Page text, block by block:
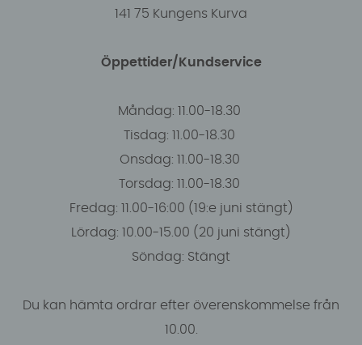
141 75 Kungens Kurva
Öppettider/Kundservice
Måndag: 11.00-18.30
Tisdag: 11.00-18.30
Onsdag: 11.00-18.30
Torsdag: 11.00-18.30
Fredag: 11.00-16:00 (19:e juni stängt)
Lördag: 10.00-15.00 (20 juni stängt)
Söndag: Stängt
Du kan hämta ordrar efter överenskommelse från
10.00.